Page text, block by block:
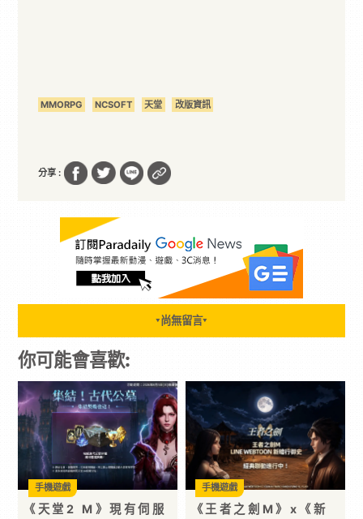
MMORPG NCSOFT 天堂 改版資訊
分享 :
▼ 尚無留言▼
你可能會喜歡:
《天堂2 M》現有伺服
手機遊戲
《王者之劍M》x《新
手機遊戲